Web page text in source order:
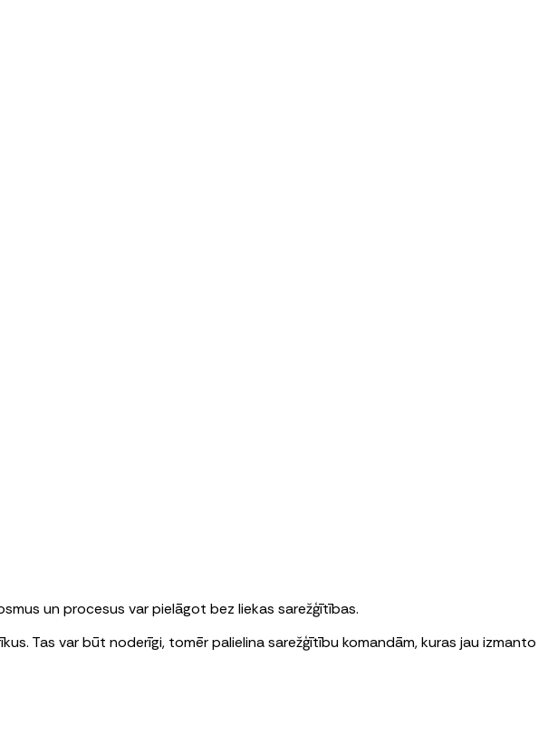
un procesus var pielāgot bez liekas sarežģītības.
Tas var būt noderīgi, tomēr palielina sarežģītību komandām, kuras jau izmanto